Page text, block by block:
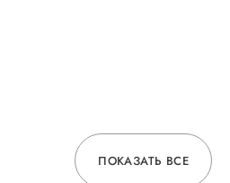
ПОКАЗАТЬ ВСЕ